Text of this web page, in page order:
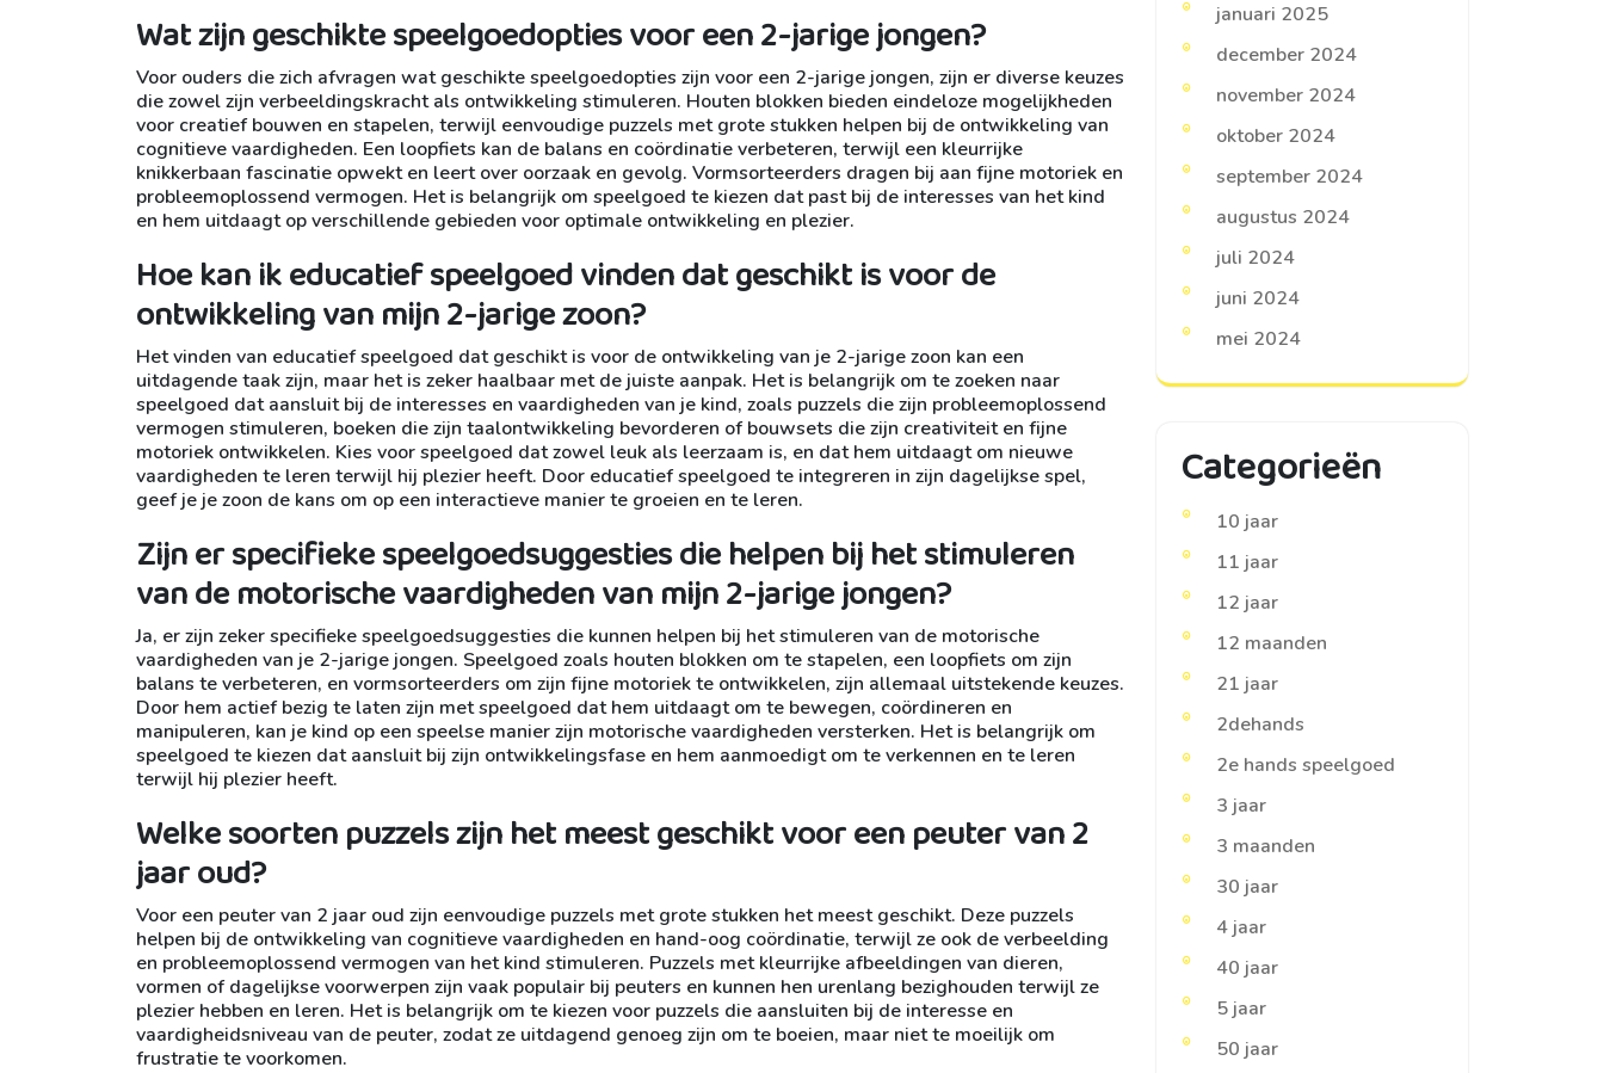
Wat zijn geschikte speelgoedopties voor een 2-jarige jongen?
Voor ouders die zich afvragen wat geschikte speelgoedopties zijn voor een 2-jarige jongen, zijn er diverse keuzes
die zowel zijn verbeeldingskracht als ontwikkeling stimuleren. Houten blokken bieden eindeloze mogelijkheden
voor creatief bouwen en stapelen, terwijl eenvoudige puzzels met grote stukken helpen bij de ontwikkeling van
cognitieve vaardigheden. Een loopfiets kan de balans en coördinatie verbeteren, terwijl een kleurrijke
knikkerbaan fascinatie opwekt en leert over oorzaak en gevolg. Vormsorteerders dragen bij aan fijne motoriek en
probleemoplossend vermogen. Het is belangrijk om speelgoed te kiezen dat past bij de interesses van het kind
en hem uitdaagt op verschillende gebieden voor optimale ontwikkeling en plezier.
Hoe kan ik educatief speelgoed vinden dat geschikt is voor de
ontwikkeling van mijn 2-jarige zoon?
Het vinden van educatief speelgoed dat geschikt is voor de ontwikkeling van je 2-jarige zoon kan een
uitdagende taak zijn, maar het is zeker haalbaar met de juiste aanpak. Het is belangrijk om te zoeken naar
speelgoed dat aansluit bij de interesses en vaardigheden van je kind, zoals puzzels die zijn probleemoplossend
vermogen stimuleren, boeken die zijn taalontwikkeling bevorderen of bouwsets die zijn creativiteit en fijne
motoriek ontwikkelen. Kies voor speelgoed dat zowel leuk als leerzaam is, en dat hem uitdaagt om nieuwe
vaardigheden te leren terwijl hij plezier heeft. Door educatief speelgoed te integreren in zijn dagelijkse spel,
geef je je zoon de kans om op een interactieve manier te groeien en te leren.
Zijn er specifieke speelgoedsuggesties die helpen bij het stimuleren
van de motorische vaardigheden van mijn 2-jarige jongen?
Ja, er zijn zeker specifieke speelgoedsuggesties die kunnen helpen bij het stimuleren van de motorische
vaardigheden van je 2-jarige jongen. Speelgoed zoals houten blokken om te stapelen, een loopfiets om zijn
balans te verbeteren, en vormsorteerders om zijn fijne motoriek te ontwikkelen, zijn allemaal uitstekende keuzes.
Door hem actief bezig te laten zijn met speelgoed dat hem uitdaagt om te bewegen, coördineren en
manipuleren, kan je kind op een speelse manier zijn motorische vaardigheden versterken. Het is belangrijk om
speelgoed te kiezen dat aansluit bij zijn ontwikkelingsfase en hem aanmoedigt om te verkennen en te leren
terwijl hij plezier heeft.
Welke soorten puzzels zijn het meest geschikt voor een peuter van 2
jaar oud?
Voor een peuter van 2 jaar oud zijn eenvoudige puzzels met grote stukken het meest geschikt. Deze puzzels
helpen bij de ontwikkeling van cognitieve vaardigheden en hand-oog coördinatie, terwijl ze ook de verbeelding
en probleemoplossend vermogen van het kind stimuleren. Puzzels met kleurrijke afbeeldingen van dieren,
vormen of dagelijkse voorwerpen zijn vaak populair bij peuters en kunnen hen urenlang bezighouden terwijl ze
plezier hebben en leren. Het is belangrijk om te kiezen voor puzzels die aansluiten bij de interesse en
vaardigheidsniveau van de peuter, zodat ze uitdagend genoeg zijn om te boeien, maar niet te moeilijk om
frustratie te voorkomen.
januari 2025
december 2024
november 2024
oktober 2024
september 2024
augustus 2024
juli 2024
juni 2024
mei 2024
Categorieën
10 jaar
11 jaar
12 jaar
12 maanden
21 jaar
2dehands
2e hands speelgoed
3 jaar
3 maanden
30 jaar
4 jaar
40 jaar
5 jaar
50 jaar